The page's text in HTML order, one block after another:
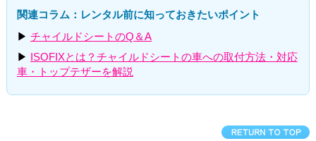
関連コラム：レンタル前に知っておきたいポイント
▶ チャイルドシートのQ＆A
▶ ISOFIXとは？チャイルドシートの車への取付方法・対応
車・トップテザーを解説